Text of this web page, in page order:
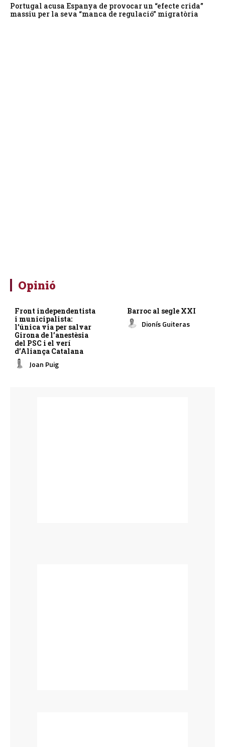
Portugal acusa Espanya de provocar un “efecte crida”
massiu per la seva “manca de regulació” migratòria
Opinió
Front independentista
i municipalista:
l’única via per salvar
Girona de l’anestèsia
del PSC i el verí
d’Aliança Catalana
Joan Puig
Barroc al segle XXI
Dionís Guiteras